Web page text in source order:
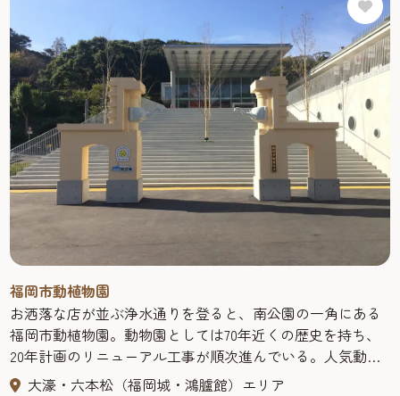
福岡市動植物園
お洒落な店が並ぶ浄水通りを登ると、南公園の一角にある
福岡市動植物園。動物園としては70年近くの歴史を持ち、
20年計画のリニューアル工事が順次進んでいる。人気動物
のキリンやサイをはじめ、国内では珍しいアラビアオリッ
大濠・六本松（福岡城・鴻臚館）エリア